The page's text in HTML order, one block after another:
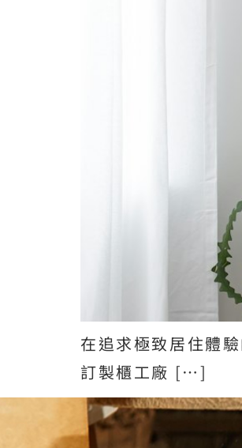
在追求極致居住體
訂製櫃工廠 […]